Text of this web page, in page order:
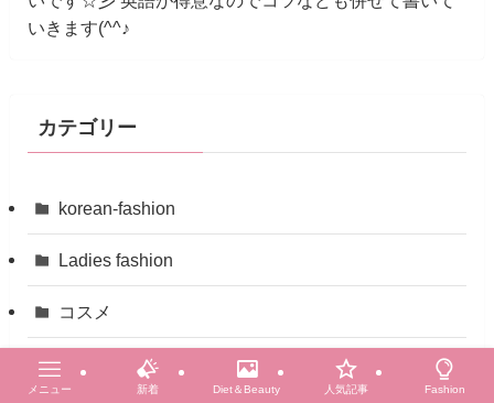
いきます(^^♪
カテゴリー
korean-fashion
Ladies fashion
コスメ
ダイエット全般
メニュー 新着 Diet＆Beauty 人気記事 Fashion